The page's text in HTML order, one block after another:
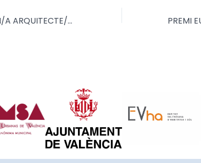
SELECCIÓ D’UN/A ARQUITECTE/A, PER A SUSTITUCIÓ PER UNA IT.